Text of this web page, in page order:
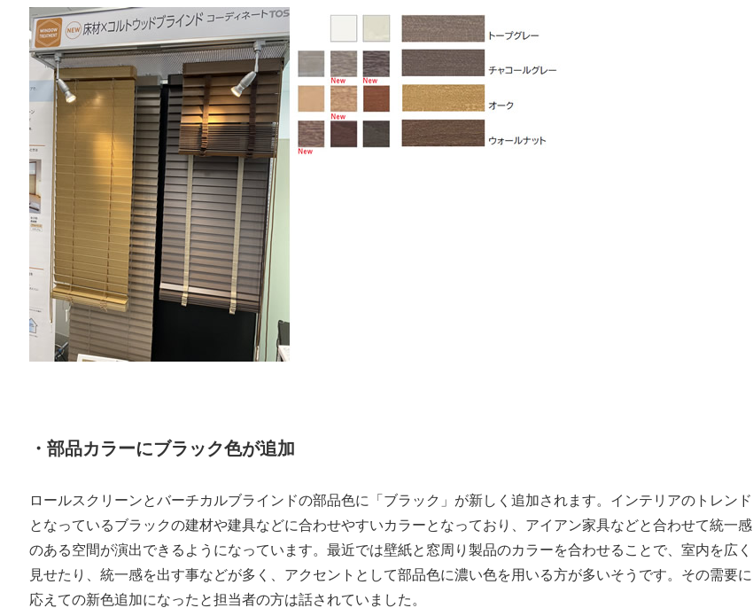
・部品カラーにブラック色が追加
ロールスクリーンとバーチカルブラインドの部品色に「ブラック」が新しく追加されます。インテリアのトレンド
となっているブラックの建材や建具などに合わせやすいカラーとなっており、アイアン家具などと合わせて統一感
のある空間が演出できるようになっています。最近では壁紙と窓周り製品のカラーを合わせることで、室内を広く
見せたり、統一感を出す事などが多く、アクセントとして部品色に濃い色を用いる方が多いそうです。その需要に
応えての新色追加になったと担当者の方は話されていました。